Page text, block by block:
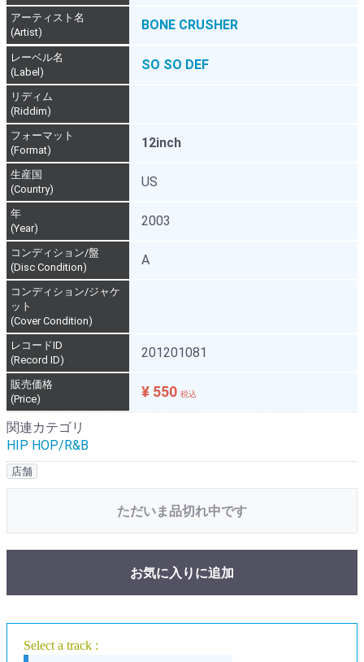
アーティスト名
(Artist)
BONE CRUSHER
レーベル名
(Label)
SO SO DEF
リディム
(Riddim)
フォーマット
(Format)
12inch
生産国
(Country)
US
年
(Year)
2003
コンディション/盤
(Disc Condition)
A
コンディション/ジャケ
ット
(Cover Condition)
レコードID
(Record ID)
201201081
販売価格
(Price)
¥ 550 税込
関連カテゴリ
HIP HOP/R&B
店舗
ただいま品切れ中です
お気に入りに追加
Select a track :